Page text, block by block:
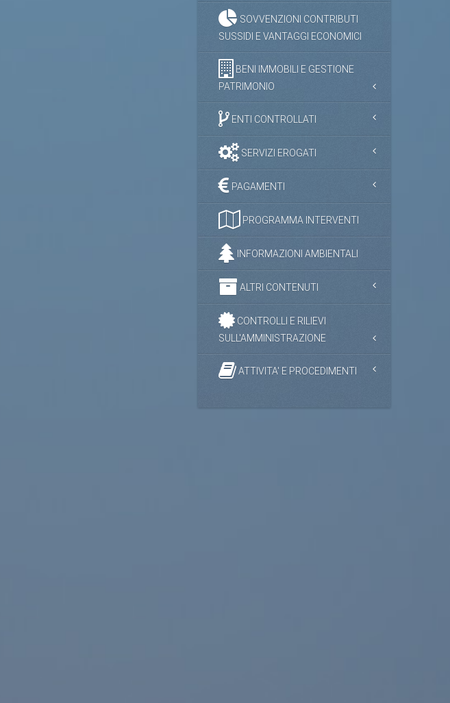
SOVVENZIONI CONTRIBUTI
SUSSIDI E VANTAGGI ECONOMICI
BENI IMMOBILI E GESTIONE
PATRIMONIO
ENTI CONTROLLATI
SERVIZI EROGATI
PAGAMENTI
PROGRAMMA INTERVENTI
INFORMAZIONI AMBIENTALI
ALTRI CONTENUTI
CONTROLLI E RILIEVI
SULL'AMMINISTRAZIONE
ATTIVITA' E PROCEDIMENTI